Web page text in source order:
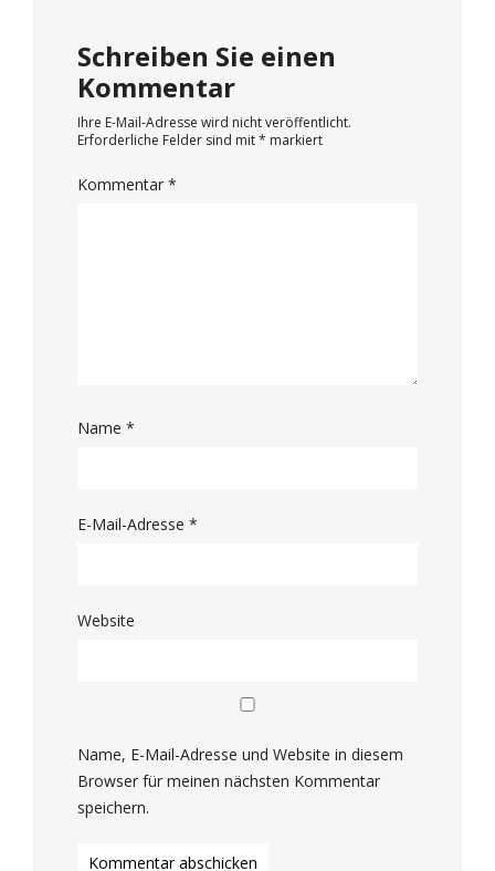
Schreiben Sie einen
Kommentar
Ihre E-Mail-Adresse wird nicht veröffentlicht.
Erforderliche Felder sind mit* markiert
Kommentar *
Name *
E-Mail-Adresse *
Website
Name, E-Mail-Adresse und Website in diesem
Browser für meinen nächsten Kommentar
speichern.